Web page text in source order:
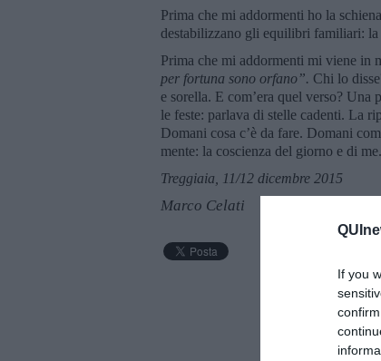
If you
Prima che mi addormenti ho la
destabilizzano gli equilibri familiari:
Prima che mi addormenti mi viene in
per fortuna sono orfano”. Chi lo
e sorella. E com’era quel verso? Una
le feste: parlava di stelle cadenti. La
Domani cosa c’è da fare. Domani
mente: la coscienza del giorno e di me.
Treggiaia, 11/12 dicembre 2015
Marco Celati